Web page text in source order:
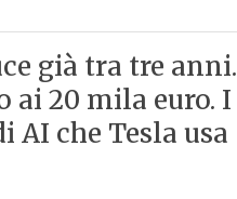
già tra tre anni.
ai 20 mila euro. I
che Tesla usa